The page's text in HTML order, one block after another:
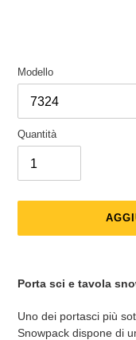
Modello
Quantità
Porta sci e tavola
Uno dei portasci più
Snowpack dispone di